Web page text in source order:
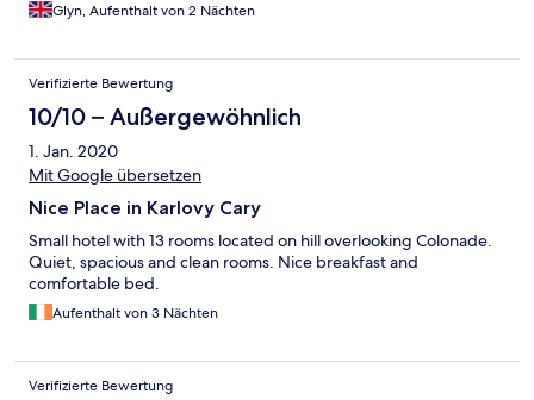
Glyn, Aufenthalt von 2 Nächten
Verifizierte Bewertung
10/10 – Außergewöhnlich
1. Jan. 2020
Mit Google übersetzen
Nice Place in Karlovy Cary
Small hotel with 13 rooms located on hill overlooking Colonade.
Quiet, spacious and clean rooms. Nice breakfast and
comfortable bed.
Aufenthalt von 3 Nächten
Verifizierte Bewertung